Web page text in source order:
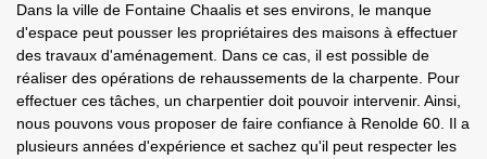
Dans la ville de Fontaine Chaalis et ses environs, le manque
d'espace peut pousser les propriétaires des maisons à effectuer
des travaux d'aménagement. Dans ce cas, il est possible de
réaliser des opérations de rehaussements de la charpente. Pour
effectuer ces tâches, un charpentier doit pouvoir intervenir. Ainsi,
nous pouvons vous proposer de faire confiance à Renolde 60. Il a
plusieurs années d'expérience et sachez qu'il peut respecter les